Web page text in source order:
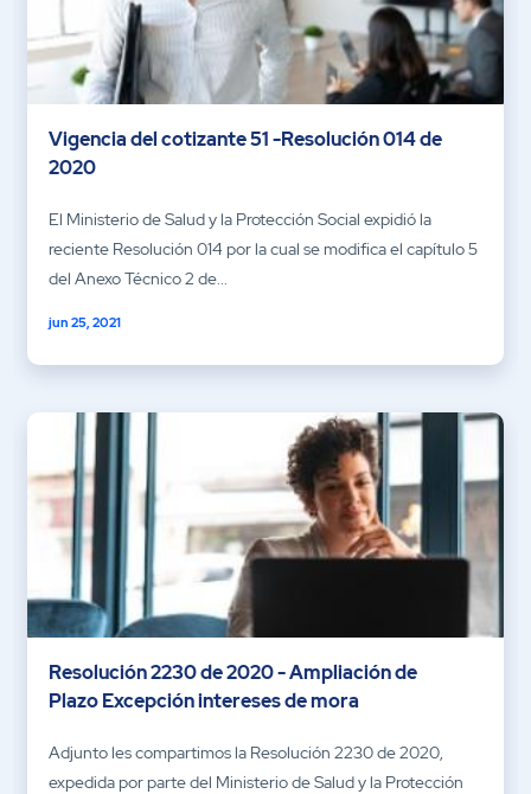
Vigencia del cotizante 51 -Resolución 014 de
2020
El Ministerio de Salud y la Protección Social expidió la
reciente Resolución 014 por la cual se modifica el capítulo 5
del Anexo Técnico 2 de...
jun 25, 2021
Resolución 2230 de 2020 - Ampliación de
Plazo Excepción intereses de mora
Adjunto les compartimos la Resolución 2230 de 2020,
expedida por parte del Ministerio de Salud y la Protección